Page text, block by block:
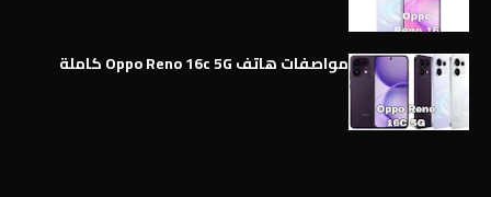
مواصفات هاتف Oppo Reno 16c 5G كاملة